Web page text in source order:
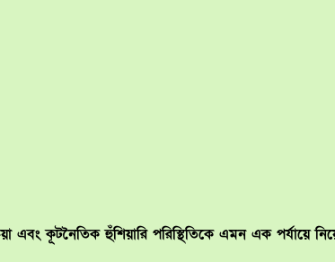
এবং কূটনৈতিক হুঁশিয়ারি পরিস্থিতিকে এমন এক পর্যায়ে